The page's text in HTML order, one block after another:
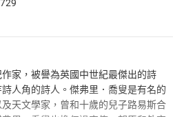
家，被譽為英國中世紀最傑出的詩
人角的詩人。傑弗里．喬叟是有名的
天文學家，曾和十歲的兒子路易斯合